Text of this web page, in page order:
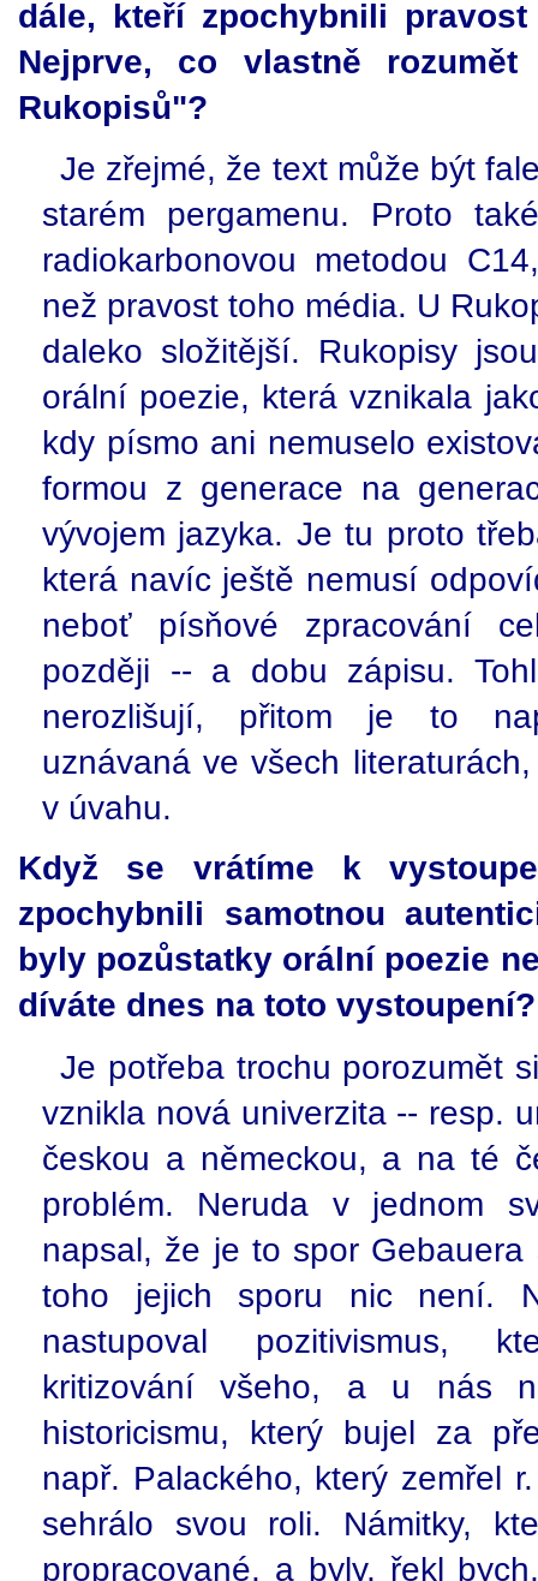
dále, kteří zpochybnili
Nejprve, co vlastně
Rukopisů"?
Je zřejmé, že text může být
starém pergamenu. Proto
radiokarbonovou metodou
než pravost toho média. U
daleko složitější. Rukopisy
orální poezie, která vznikala
kdy písmo ani nemuselo
formou z generace na
vývojem jazyka. Je tu proto
která navíc ještě nemusí
neboť písňové zpracování
později -- a dobu zápisu.
nerozlišují, přitom je to
uznávaná ve všech
v úvahu.
Když se vrátíme k
zpochybnili samotnou
byly pozůstatky orální poezie
díváte dnes na toto
Je potřeba trochu porozumět
vznikla nová univerzita -- resp.
českou a německou, a na té
problém. Neruda v jednom
napsal, že je to spor
toho jejich sporu nic není.
nastupoval pozitivismus,
kritizování všeho, a u nás
historicismu, který bujel za
např. Palackého, který zemřel
sehrálo svou roli. Námitky,
propracované, a byly, řekl